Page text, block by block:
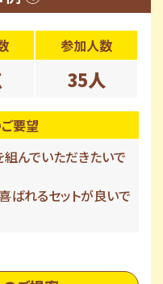
参加人数
35人
要望
組んでいただきたいで
ばれるセットが良いで